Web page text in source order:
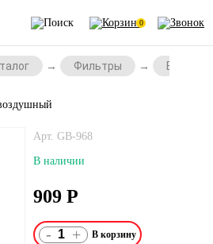
0
Фильтры
Арт. GB-968
В наличии
909 Р
- +